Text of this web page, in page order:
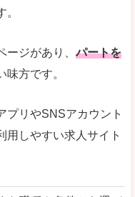
ージがあり、パートを
味方です。
プリやSNSアカウント
用しやすい求人サイト